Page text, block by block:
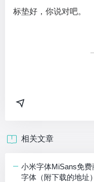
标垫好，你说对吧。
相关文章
小米字体MiSans免
字体（附下载的地址）